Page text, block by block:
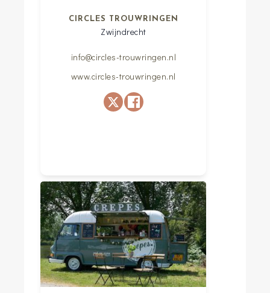
CIRCLES TROUWRINGEN
Zwijndrecht
info@circles-trouwringen.nl
www.circles-trouwringen.nl